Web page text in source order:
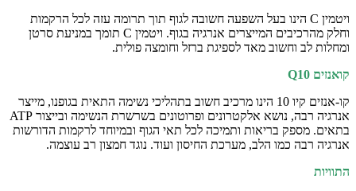
ויטמין C הינו בעל השפעה חשובה לגוף תוך תרומה עזה לכל הרקמות
וחלק מהרכיבים המייצרים אנרגיה בגוף. ויטמין C תומך במניעת סרטן
ומחלות לב וחשוב מאד לספיגת ברזל וחומצה פולית.
קואנזים Q10
קו-אנזים קיו 10 הינו מרכיב חשוב בתהליכי נשימה התאית בגופנו, מייצר
אנרגיה רבה, נושא אלקטרונים ופרוטונים בשרשרת הנשימה ובייצור ATP
בתאים. מספק בריאות ותמיכה לכל תאי הגוף ובמיוחד לרקמות הדורשות
אנרגיה רבה כמו הלב, מערכת החיסון ועוד. נוגד חמצון רב עוצמה.
התוויות